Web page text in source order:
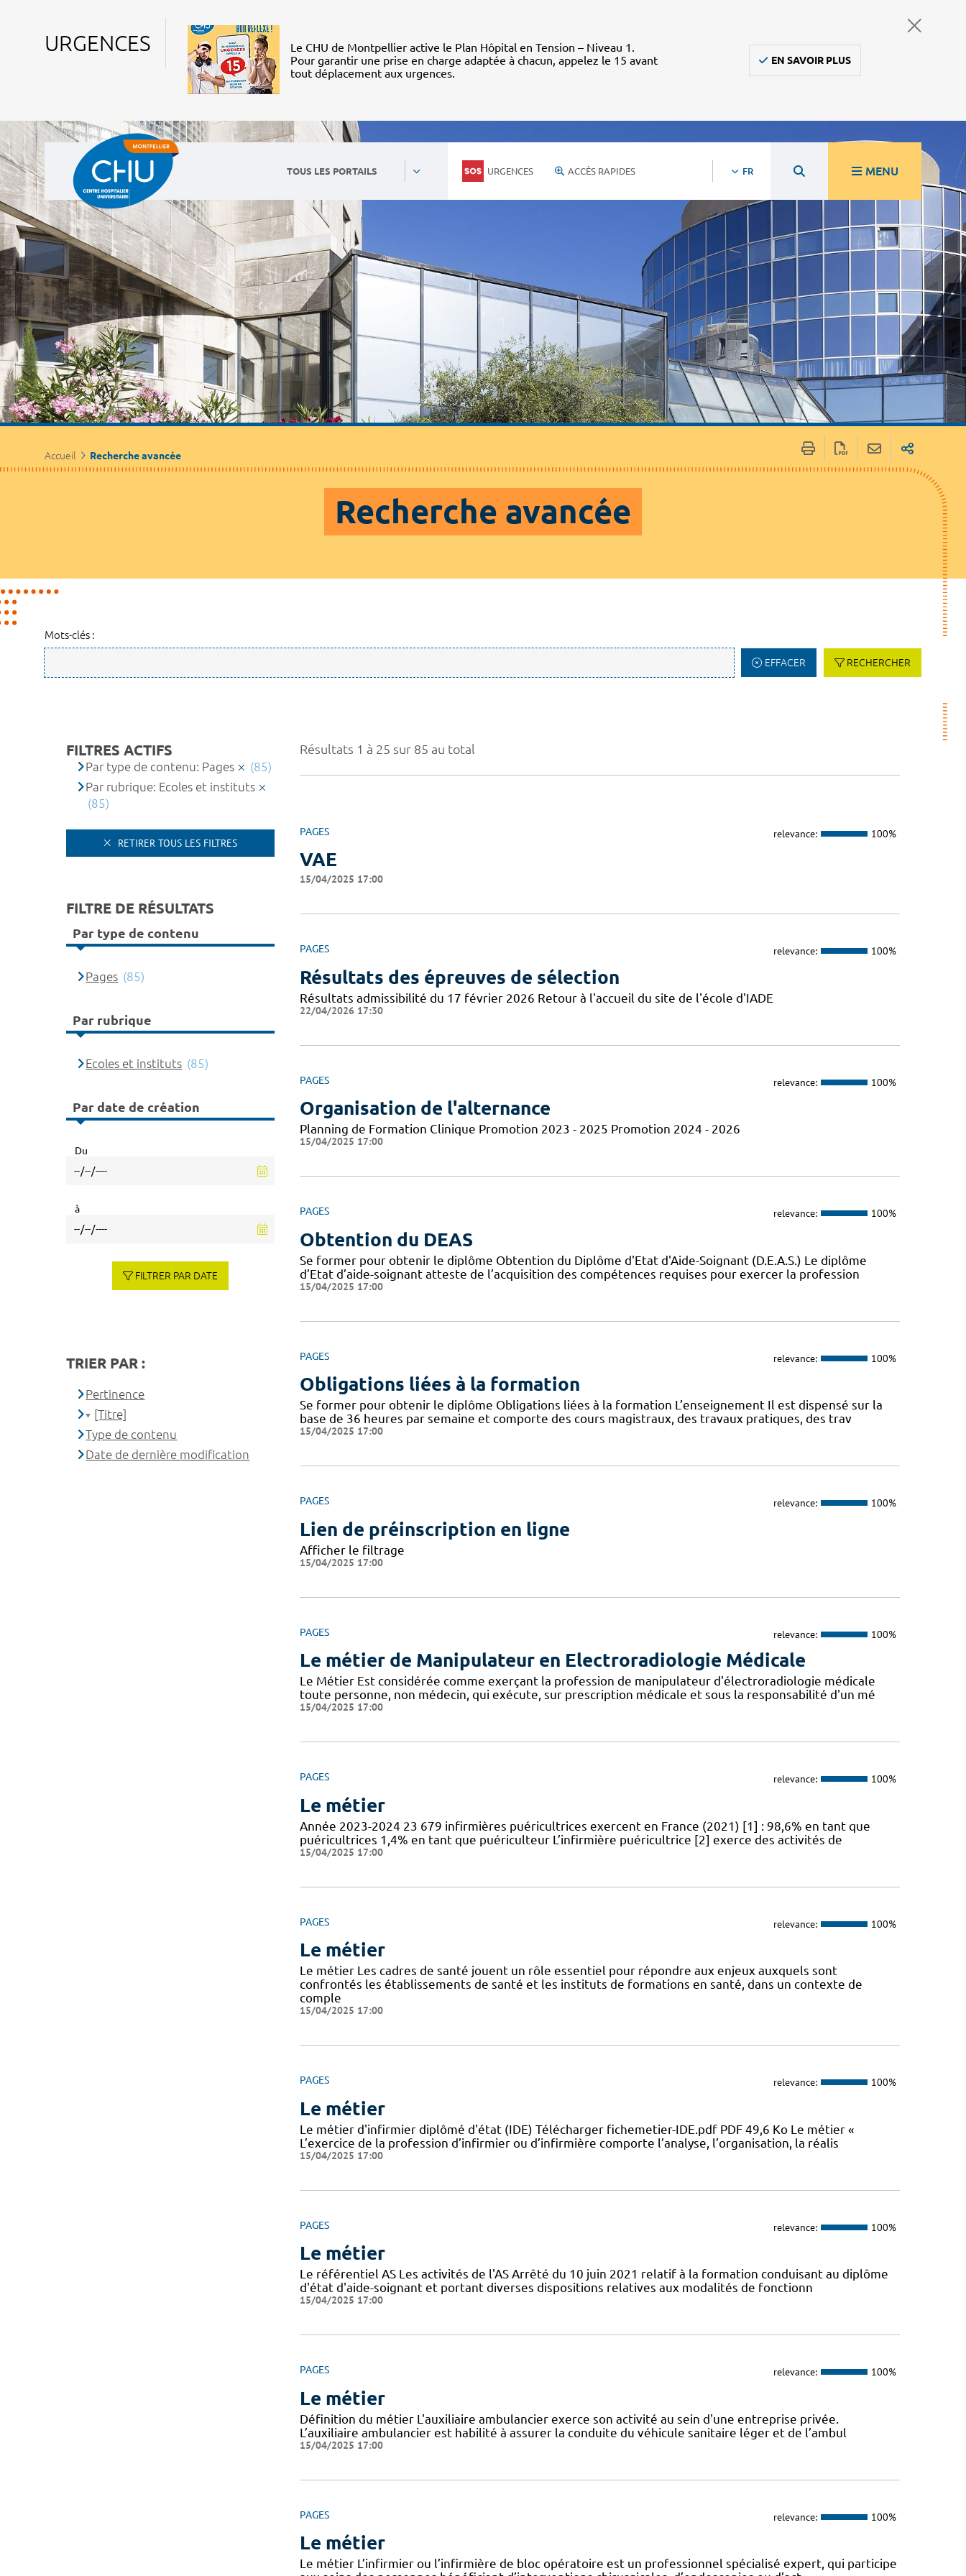
URGENCES
Le CHU de Montpellier active le Plan Hôpital en Tension – Niveau 1.
Pour garantir une prise en charge adaptée à chacun, appelez le 15 avant
tout déplacement aux urgences.
EN SAVOIR PLUS
TOUS LES PORTAILS URGENCES ACCÈS RAPIDES FR MENU
Accueil Recherche avancée
Recherche avancée
Mots-clés :
EFFACER RECHERCHER
Résultats 1 à 25 sur 85 au total
PAGES relevance: 100%
VAE
15/04/2025 17:00
PAGES relevance: 100%
Résultats des épreuves de sélection
Résultats admissibilité du 17 février 2026 Retour à l'accueil du site de l'école d'IADE
22/04/2026 17:30
PAGES relevance: 100%
Organisation de l'alternance
Planning de Formation Clinique Promotion 2023 - 2025 Promotion 2024 - 2026
15/04/2025 17:00
PAGES relevance: 100%
Obtention du DEAS
Se former pour obtenir le diplôme Obtention du Diplôme d'Etat d'Aide-Soignant (D.E.A.S.) Le diplôme
d’Etat d’aide-soignant atteste de l’acquisition des compétences requises pour exercer la profession
15/04/2025 17:00
PAGES relevance: 100%
Obligations liées à la formation
Se former pour obtenir le diplôme Obligations liées à la formation L’enseignement Il est dispensé sur la
base de 36 heures par semaine et comporte des cours magistraux, des travaux pratiques, des trav
15/04/2025 17:00
PAGES relevance: 100%
Lien de préinscription en ligne
Afficher le filtrage
15/04/2025 17:00
PAGES relevance: 100%
Le métier de Manipulateur en Electroradiologie Médicale
Le Métier Est considérée comme exerçant la profession de manipulateur d'électroradiologie médicale
toute personne, non médecin, qui exécute, sur prescription médicale et sous la responsabilité d'un mé
15/04/2025 17:00
PAGES relevance: 100%
Le métier
Année 2023-2024 23 679 infirmières puéricultrices exercent en France (2021) [1] : 98,6% en tant que
puéricultrices 1,4% en tant que puériculteur L’infirmière puéricultrice [2] exerce des activités de
15/04/2025 17:00
PAGES relevance: 100%
Le métier
Le métier Les cadres de santé jouent un rôle essentiel pour répondre aux enjeux auxquels sont
confrontés les établissements de santé et les instituts de formations en santé, dans un contexte de
comple
15/04/2025 17:00
PAGES relevance: 100%
Le métier
Le métier d'infirmier diplômé d'état (IDE) Télécharger fichemetier-IDE.pdf PDF 49,6 Ko Le métier «
L’exercice de la profession d’infirmier ou d’infirmière comporte l’analyse, l’organisation, la réalis
15/04/2025 17:00
PAGES relevance: 100%
Le métier
Le référentiel AS Les activités de l'AS Arrêté du 10 juin 2021 relatif à la formation conduisant au diplôme
d'état d'aide-soignant et portant diverses dispositions relatives aux modalités de fonctionn
15/04/2025 17:00
PAGES relevance: 100%
Le métier
Définition du métier L'auxiliaire ambulancier exerce son activité au sein d'une entreprise privée.
L’auxiliaire ambulancier est habilité à assurer la conduite du véhicule sanitaire léger et de l’ambul
15/04/2025 17:00
PAGES relevance: 100%
Le métier
Le métier L’infirmier ou l’infirmière de bloc opératoire est un professionnel spécialisé expert, qui participe
FILTRES ACTIFS
Par type de contenu: Pages
(85)
Par rubrique: Ecoles et instituts
(85)
RETIRER TOUS LES FILTRES
FILTRE DE RÉSULTATS
Par type de contenu
Pages (85)
Par rubrique
Ecoles et instituts (85)
Par date de création
Du
à
FILTRER PAR DATE
TRIER PAR :
Pertinence
[Titre]
Type de contenu
Date de dernière modification